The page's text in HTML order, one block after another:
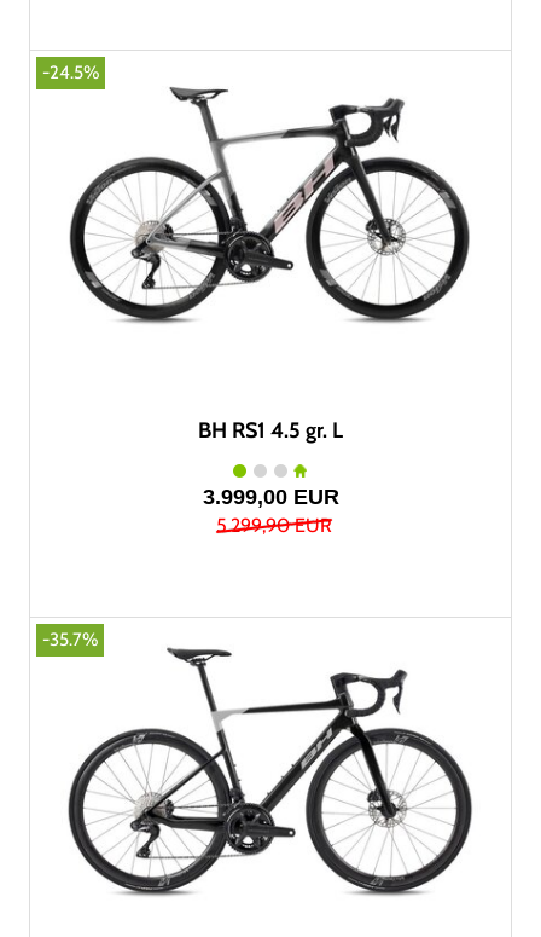
-24.5%
BH RS1 4.5 gr. L
3.999,00 EUR
5.299,90 EUR
-35.7%